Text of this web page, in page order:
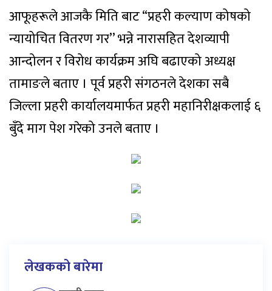
आफूहरूले आजकै मिति बाट “प्रहरी कल्याण कोषको
न्यायोचित वितरण गर’’ भन्ने नारासहित देशव्यापी
आन्दोलन र विरोध कार्यक्रम अघि बढाएको अध्यक्ष
तामाङले बताए । पूर्व प्रहरी संगठनले देशका सबै
जिल्ला प्रहरी कार्यालयमार्फत प्रहरी महानिरीक्षकलाई ६
बुँदे माग पेश गरेको उनले बताए ।
लेखकको बारेमा